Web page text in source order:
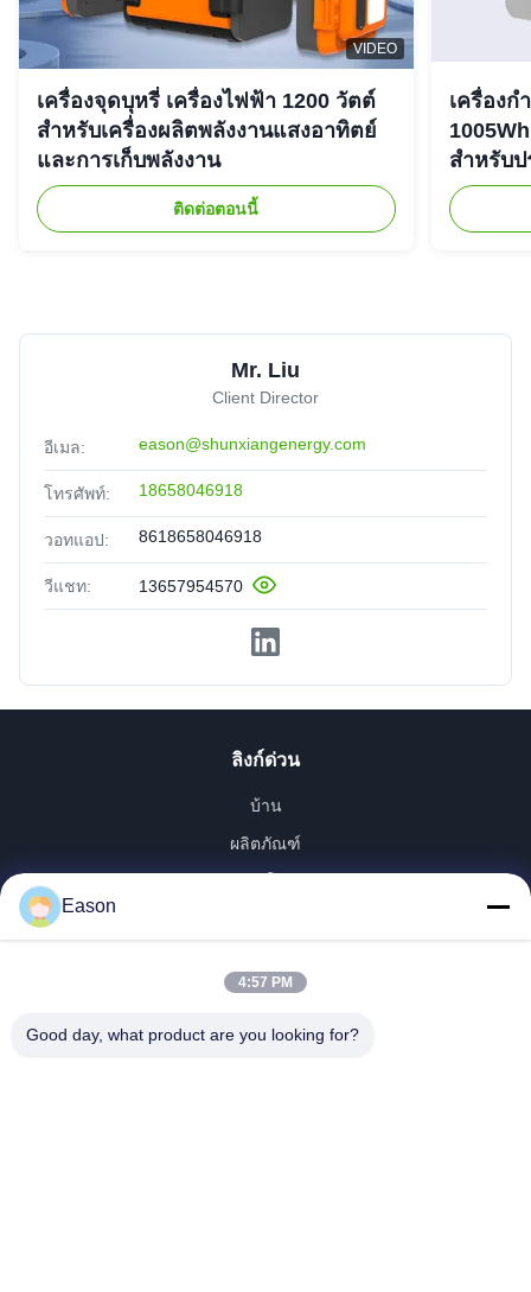
VIDEO
เครื่องจุดบุหรี่ เครื่องไฟฟ้า 1200 วัตต์
สําหรับเครื่องผลิตพลังงานแสงอาทิตย์
และการเก็บพลังงาน
ติดต่อตอนนี้
เครื่องกํ
สําหรับ
Mr. Liu
Client Director
อีเมล: eason@shunxiangenergy.com
โทรศัพท์: 18658046918
วอทแอป: 8618658046918
วีแชท: 13657954570
ลิงก์ด่วน
บ้าน
ผลิตภัณฑ์
ควบคุมคุณภาพ
ติดต่อเรา
Eason
4:57 PM
Good day, what product are you looking for?